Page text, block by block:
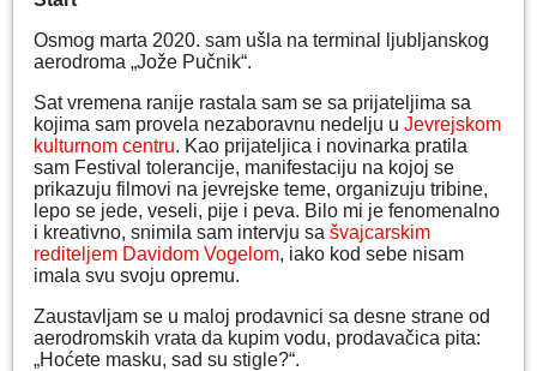
Osmog marta 2020. sam ušla na terminal ljubljanskog
aerodroma „Jože Pučnik“.
Sat vremena ranije rastala sam se sa prijateljima sa
kojima sam provela nezaboravnu nedelju u Jevrejskom
kulturnom centru. Kao prijateljica i novinarka pratila
sam Festival tolerancije, manifestaciju na kojoj se
prikazuju filmovi na jevrejske teme, organizuju tribine,
lepo se jede, veseli, pije i peva. Bilo mi je fenomenalno
i kreativno, snimila sam intervju sa švajcarskim
rediteljem Davidom Vogelom, iako kod sebe nisam
imala svu svoju opremu.
Zaustavljam se u maloj prodavnici sa desne strane od
aerodromskih vrata da kupim vodu, prodavačica pita:
„Hoćete masku, sad su stigle?“.